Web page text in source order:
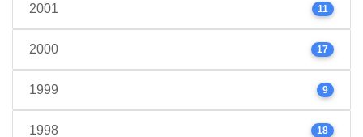
2001 11
2000 17
1999 9
1998 18